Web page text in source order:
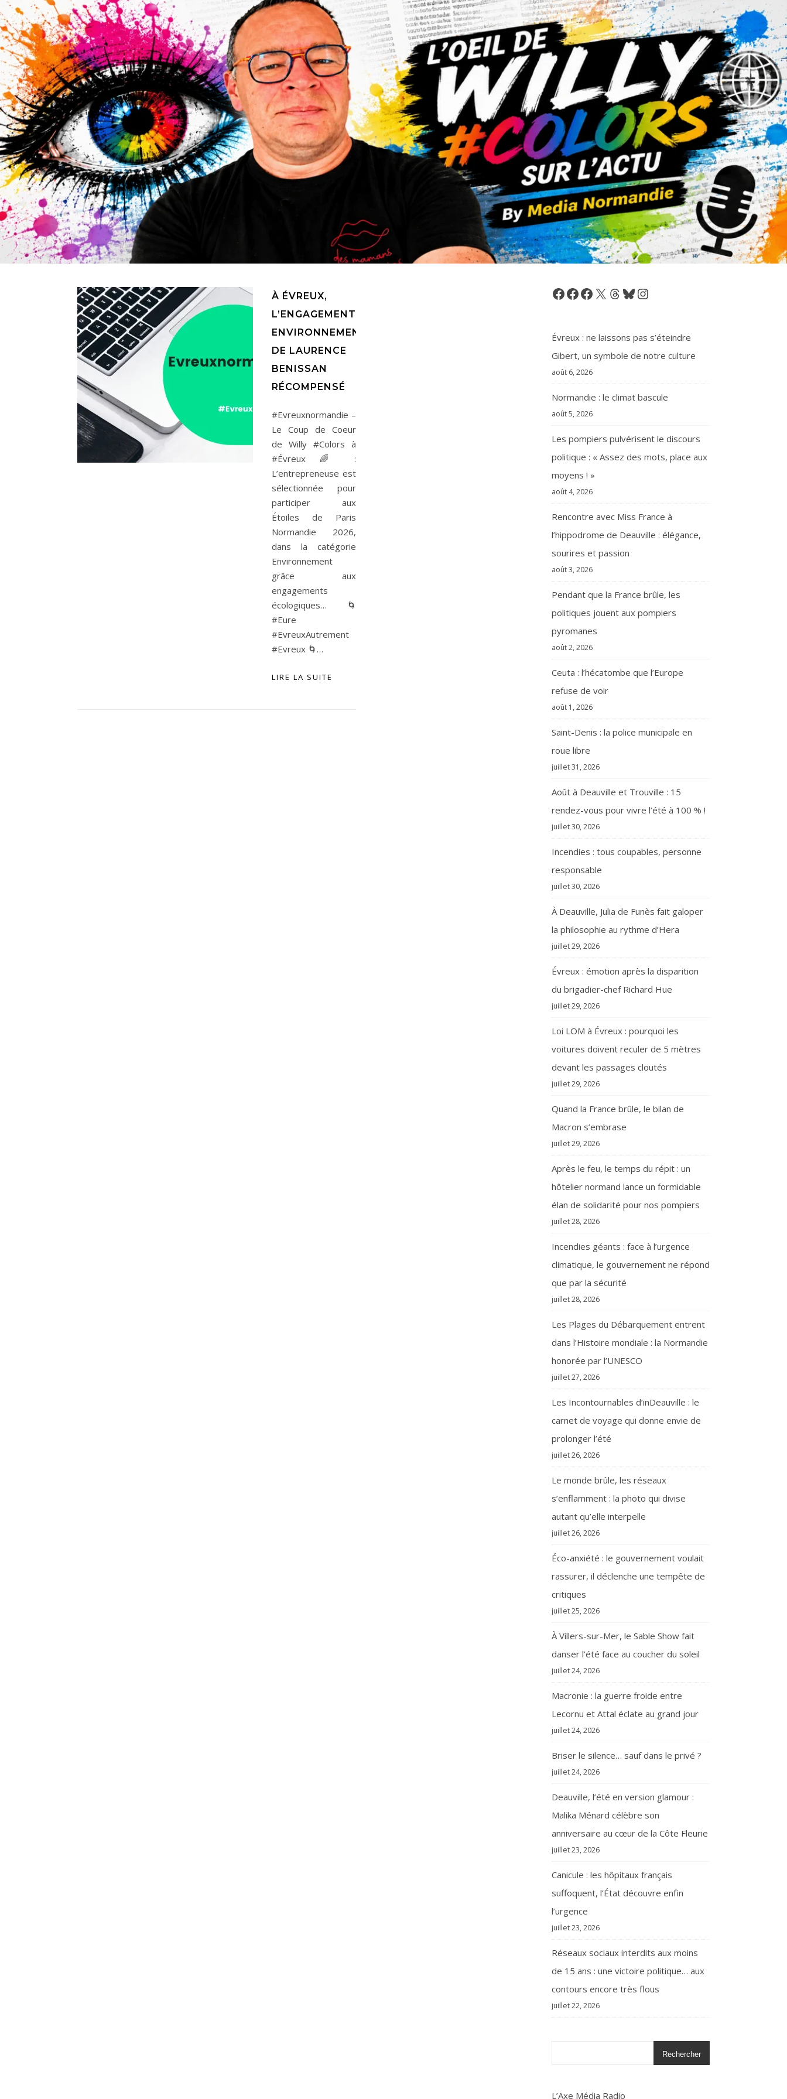
À ÉVREUX,
L’ENGAGEMENT
ENVIRONNEMENTAL
DE LAURENCE
BENISSAN
RÉCOMPENSÉ
#Evreuxnormandie –
Le Coup de Coeur
de Willy #Colors à
#Évreux 🌈 :
L’entrepreneuse est
sélectionnée pour
participer aux
Étoiles de Paris
Normandie 2026,
dans la catégorie
Environnement
grâce aux
engagements
écologiques… 🌀
#Eure
#EvreuxAutrement
#Evreux 🌀…
LIRE LA SUITE
Facebook
Facebook
Facebook
X Threads
BlueskyInstagram
Évreux : ne laissons pas s’éteindre
Gibert, un symbole de notre culture
août 6, 2026
Normandie : le climat bascule
août 5, 2026
Les pompiers pulvérisent le discours
politique : « Assez des mots, place aux
moyens ! »
août 4, 2026
Rencontre avec Miss France à
l’hippodrome de Deauville : élégance,
sourires et passion
août 3, 2026
Pendant que la France brûle, les
politiques jouent aux pompiers
pyromanes
août 2, 2026
Ceuta : l’hécatombe que l’Europe
refuse de voir
août 1, 2026
Saint-Denis : la police municipale en
roue libre
juillet 31, 2026
Août à Deauville et Trouville : 15
rendez-vous pour vivre l’été à 100 % !
juillet 30, 2026
Incendies : tous coupables, personne
responsable
juillet 30, 2026
À Deauville, Julia de Funès fait galoper
la philosophie au rythme d’Hera
juillet 29, 2026
Évreux : émotion après la disparition
du brigadier-chef Richard Hue
juillet 29, 2026
Loi LOM à Évreux : pourquoi les
voitures doivent reculer de 5 mètres
devant les passages cloutés
juillet 29, 2026
Quand la France brûle, le bilan de
Macron s’embrase
juillet 29, 2026
Après le feu, le temps du répit : un
hôtelier normand lance un formidable
élan de solidarité pour nos pompiers
juillet 28, 2026
Incendies géants : face à l’urgence
climatique, le gouvernement ne répond
que par la sécurité
juillet 28, 2026
Les Plages du Débarquement entrent
dans l’Histoire mondiale : la Normandie
honorée par l’UNESCO
juillet 27, 2026
Les Incontournables d’inDeauville : le
carnet de voyage qui donne envie de
prolonger l’été
juillet 26, 2026
Le monde brûle, les réseaux
s’enflamment : la photo qui divise
autant qu’elle interpelle
juillet 26, 2026
Éco-anxiété : le gouvernement voulait
rassurer, il déclenche une tempête de
critiques
juillet 25, 2026
À Villers-sur-Mer, le Sable Show fait
danser l’été face au coucher du soleil
juillet 24, 2026
Macronie : la guerre froide entre
Lecornu et Attal éclate au grand jour
juillet 24, 2026
Briser le silence… sauf dans le privé ?
juillet 24, 2026
Deauville, l’été en version glamour :
Malika Ménard célèbre son
anniversaire au cœur de la Côte Fleurie
juillet 23, 2026
Canicule : les hôpitaux français
suffoquent, l’État découvre enfin
l’urgence
juillet 23, 2026
Réseaux sociaux interdits aux moins
de 15 ans : une victoire politique… aux
contours encore très flous
juillet 22, 2026
Rechercher
L’Axe Média Radio